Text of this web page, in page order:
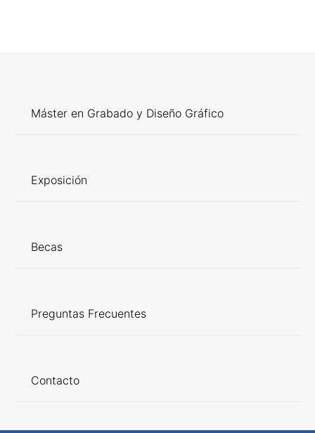
Máster en Grabado y Diseño Gráfico
Exposición
Becas
Preguntas Frecuentes
Contacto